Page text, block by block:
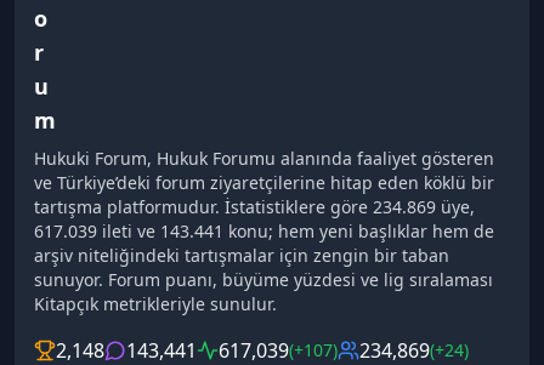
o
r
u
m
Hukuki Forum, Hukuk Forumu alanında faaliyet gösteren
ve Türkiye’deki forum ziyaretçilerine hitap eden köklü bir
tartışma platformudur. İstatistiklere göre 234.869 üye,
617.039 ileti ve 143.441 konu; hem yeni başlıklar hem de
arşiv niteliğindeki tartışmalar için zengin bir taban
sunuyor. Forum puanı, büyüme yüzdesi ve lig sıralaması
Kitapçık metrikleriyle sunulur.
2,148 143,441 617,039(+107) 234,869(+24)